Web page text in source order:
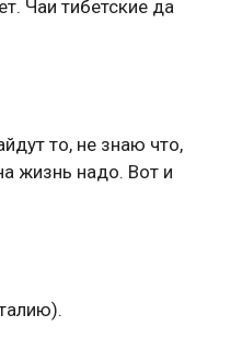
Чаи тибетские да
то, не знаю что,
жизнь надо. Вот и